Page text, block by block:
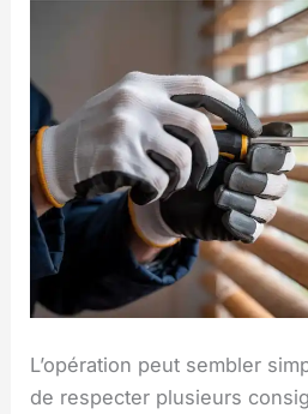
L’opération peut sembler
de respecter plusieurs